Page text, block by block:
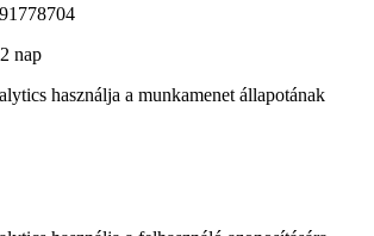
nap
használja a munkamenet állapotának